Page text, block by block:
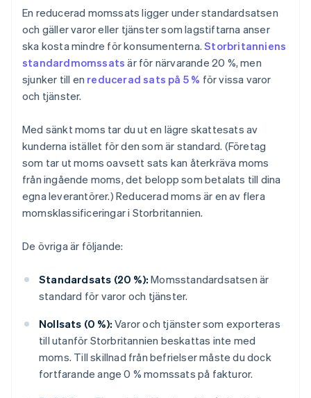
En reducerad momssats ligger under standardsatsen
och gäller varor eller tjänster som lagstiftarna anser
ska kosta mindre för konsumenterna.Storbritanniens
standardmomssats är för närvarande 20 %, men
sjunker till en reducerad sats på 5 % för vissa varor
och tjänster.
Med sänkt moms tar du ut en lägre skattesats av
kunderna istället för den som är standard. (Företag
som tar ut moms oavsett sats kan återkräva moms
från ingående moms, det belopp som betalats till dina
egna leverantörer.) Reducerad moms är en av flera
momsklassificeringar i Storbritannien.
De övriga är följande:
Standardsats (20 %): Momsstandardsatsen är
standard för varor och tjänster.
Nollsats (0 %): Varor och tjänster som exporteras
till utanför Storbritannien beskattas inte med
moms. Till skillnad från befrielser måste du dock
fortfarande ange 0 % momssats på fakturor.